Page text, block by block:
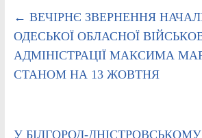
← ВЕЧІРНЄ ЗВЕРНЕННЯ
ОДЕСЬКОЇ ОБЛАСНОЇ
АДМІНІСТРАЦІЇ МАКСИМА
СТАНОМ НА 13 ЖОВТНЯ
У БІЛГОРОД-